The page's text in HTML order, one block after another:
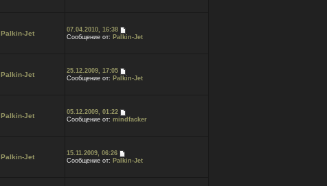
Palkin-Jet
07.04.2010, 16:38
Сообщение от: Palkin-Jet
Palkin-Jet
25.12.2009, 17:05
Сообщение от: Palkin-Jet
Palkin-Jet
05.12.2009, 01:22
Сообщение от: mindfacker
Palkin-Jet
15.11.2009, 06:26
Сообщение от: Palkin-Jet